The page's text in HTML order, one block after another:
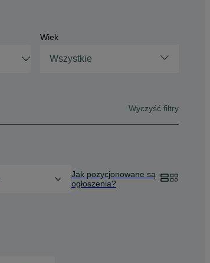
Wiek
Wszystkie
Wyczyść filtry
Jak pozycjonowane są
ogłoszenia?